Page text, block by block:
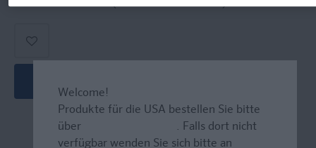
Welcome!
Produkte für die USA bestellen Sie bitte
über
. Falls dort nicht
verfügbar wenden Sie sich bitte an